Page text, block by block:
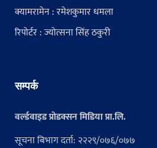
क्यामरामेन : रमेशकुमार धमला
रिपोर्टर : ज्योत्सना सिंह ठकुरी
सम्पर्क
वर्ल्डवाइड प्रोडक्सन मिडिया प्रा.लि.
सूचना बिभाग दर्ता: २२२९/०७६/०७७